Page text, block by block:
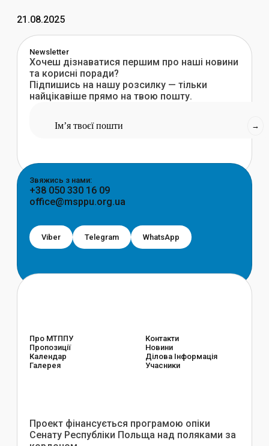
21.08.2025
Про МТППУ
Пропозиції
Контакти
Новини
Календар
Галерея
Ділова Інформація
Учасники
Проект фінансується програмою опіки
Сенату Республіки Польща над поляками за
Newsletter
Хочеш дізнаватися першим про наші новини
та корисні поради?
Підпишись на нашу розсилку — тільки
найцікавіше прямо на твою пошту.
Звяжись з нами:
+38 050 330 16 09
office@msppu.org.ua
Viber Telegram WhatsApp